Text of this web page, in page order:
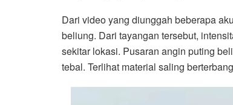
Dari video yang diunggah beberapa
beliung. Dari tayangan tersebut,
sekitar lokasi. Pusaran angin puting
tebal. Terlihat material saling